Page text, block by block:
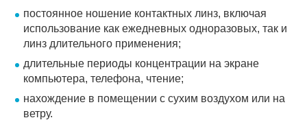
постоянное ношение контактных линз, включая
использование как ежедневных одноразовых, так и
линз длительного применения;
длительные периоды концентрации на экране
компьютера, телефона, чтение;
нахождение в помещении с сухим воздухом или на
ветру.